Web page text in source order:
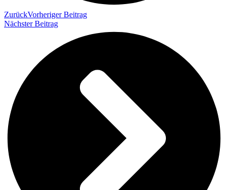
ZurückVorheriger Beitrag
Nächster Beitrag